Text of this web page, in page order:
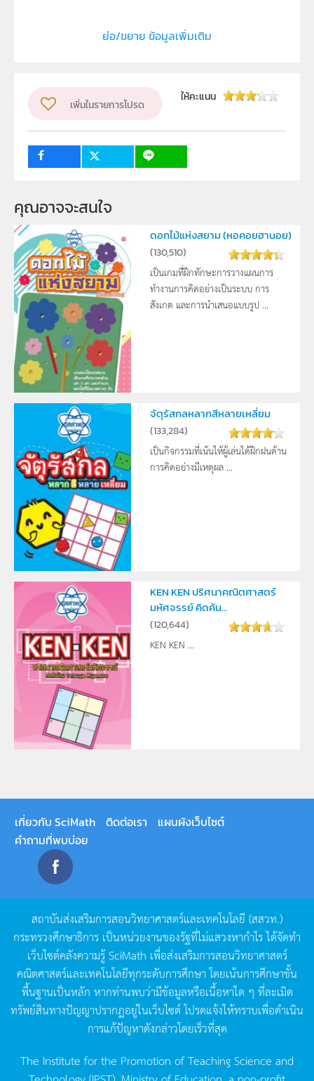
คำนวณประถมศึกษา, ชั้นประถมศึกษาปีที่ 2, ป.2, ภาคเรียนที่
ลิขสิทธิ์
กระทรวงศึกษาธิการ,
สาขาเทคโนโลยี สสวท.
เทคโนโลยี
ระดับชั้น
กลุ่มเป้าหมาย
ครู, นักเรียน
ย่อ/ขยาย ข้อมูลเพิ่มเติม
เพิ่มในรายการโปรด
ให้คะแนน
คุณอาจจะสนใจ
ดอกไม้แห่งสยาม (หอคอยฮานอย)
(130,510)
เป็นเกมที่ฝึกทักษะการวางแผนการ
ทำงานการคิดอย่างเป็นระบบ การ
สังเกต และการนำเสนอแบบรูป ...
จัตุรัสกลหลากสีหลายเหลี่ยม
(133,284)
เป็นกิจกรรมที่เน้นให้ผู้เล่นได้ฝึกฝนด้าน
การคิดอย่างมีเหตุผล ...
KEN KEN ปริศนาคณิตศาสตร์
มหัศจรรย์ คิดค้น...
(120,644)
KEN KEN ...
เกี่ยวกับ SciMath ติดต่อเรา
แผนผังเว็บไซต์
คำถามที่พบบ่อย
สถาบันส่งเสริมการสอนวิทยาศาสตร์และเทคโนโลยี (สสวท.)
กระทรวงศึกษาธิการ เป็นหน่วยงานของรัฐที่ไม่แสวงหากำไรได้จัดทำ
เว็บไซต์คลังความรู้SciMath เพื่อส่งเสริมการสอนวิทยาศาสตร์
คณิตศาสตร์และเทคโนโลยีทุกระดับการศึกษา โดยเน้นการศึกษาขั้น
พื้นฐานเป็นหลัก หากท่านพบว่ามีข้อมูลหรือเนื้อหาใด ๆ ที่ละเมิด
ทรัพย์สินทางปัญญาปรากฏอยู่ในเว็บไซต์โปรดแจ้งให้ทราบเพื่อดำเนิน
การแก้ปัญหาดังกล่าวโดยเร็วที่สุด
The Institute for the Promotion of Teaching Science and